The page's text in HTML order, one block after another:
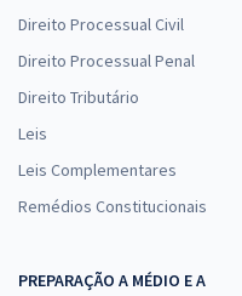
Direito Processual Civil
Direito Processual Penal
Direito Tributário
Leis
Leis Complementares
Remédios Constitucionais
PREPARAÇÃO A MÉDIO E A